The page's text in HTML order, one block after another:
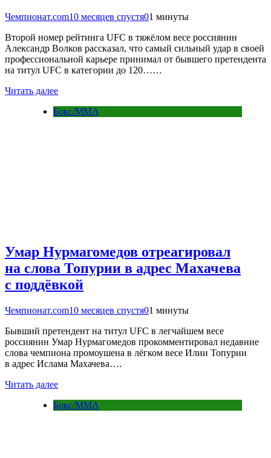
Чемпионат.com10 месяцев спустя01 минуты
Второй номер рейтинга UFC в тяжёлом весе россиянин
Александр Волков рассказал, что самый сильный удар в своей
профессиональной карьере принимал от бывшего претендента
на титул UFC в категории до 120……
Читать далее
Бокс/MMA
Умар Нурмагомедов отреагировал
на слова Топурии в адрес Махачева
с поддёвкой
Чемпионат.com10 месяцев спустя01 минуты
Бывший претендент на титул UFC в легчайшем весе
россиянин Умар Нурмагомедов прокомментировал недавние
слова чемпиона промоушена в лёгком весе Илии Топурии
в адрес Ислама Махачева….
Читать далее
Бокс/MMA